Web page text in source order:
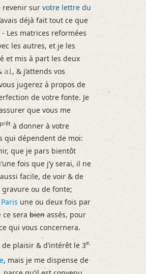
revenir sur votre lettre du
déjà fait tout ce que
- Les matrices reformées
les autres, et je les
et mis à part les deux
ai , & j’attends vos
jugerez à propos de
de votre fonte. Je
que vous me
prêt à donner à votre
qui dépendent de moi:
que je pars bientôt
fois que j’y serai, il ne
facile, de voir & de
ou de fonte;
Paris une ou deux fois par
ce sera bien assés, pour
qui vous concernera.
de plaisir & d’intérêt le 3e.
, mais je me dispense de